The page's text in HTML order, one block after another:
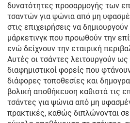
δυνατότητες προσαρμογής των
τσαντών για ψώνια από μη
στις επιχειρήσεις να
μάρκετινγκ που προωθούν την
ενώ δείχνουν την εταιρική
Αυτές οι τσάντες λειτουργούν
διαφημιστικοί φορείς που
διάφορες τοποθεσίες και
βολική αποθήκευση καθιστά τις
τσάντες για ψώνια από μη
πρακτικές, καθώς διπλώνονται σε